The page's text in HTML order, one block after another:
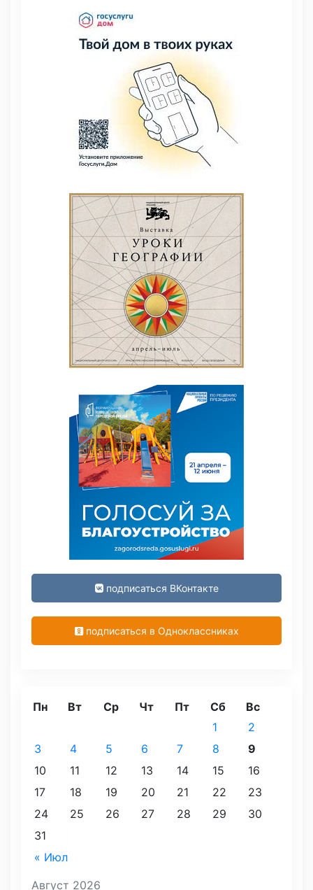
подписаться ВКонтакте
подписаться в Одноклассниках
Август 2026
Пн Вт Ср Чт Пт Сб Вс
« Июл
1
2
3
4 5 6 7 8
9
10
11 12 13 14 15
16
17
18 19 20 21 22
23
24
25 26 27 28 29
30
31